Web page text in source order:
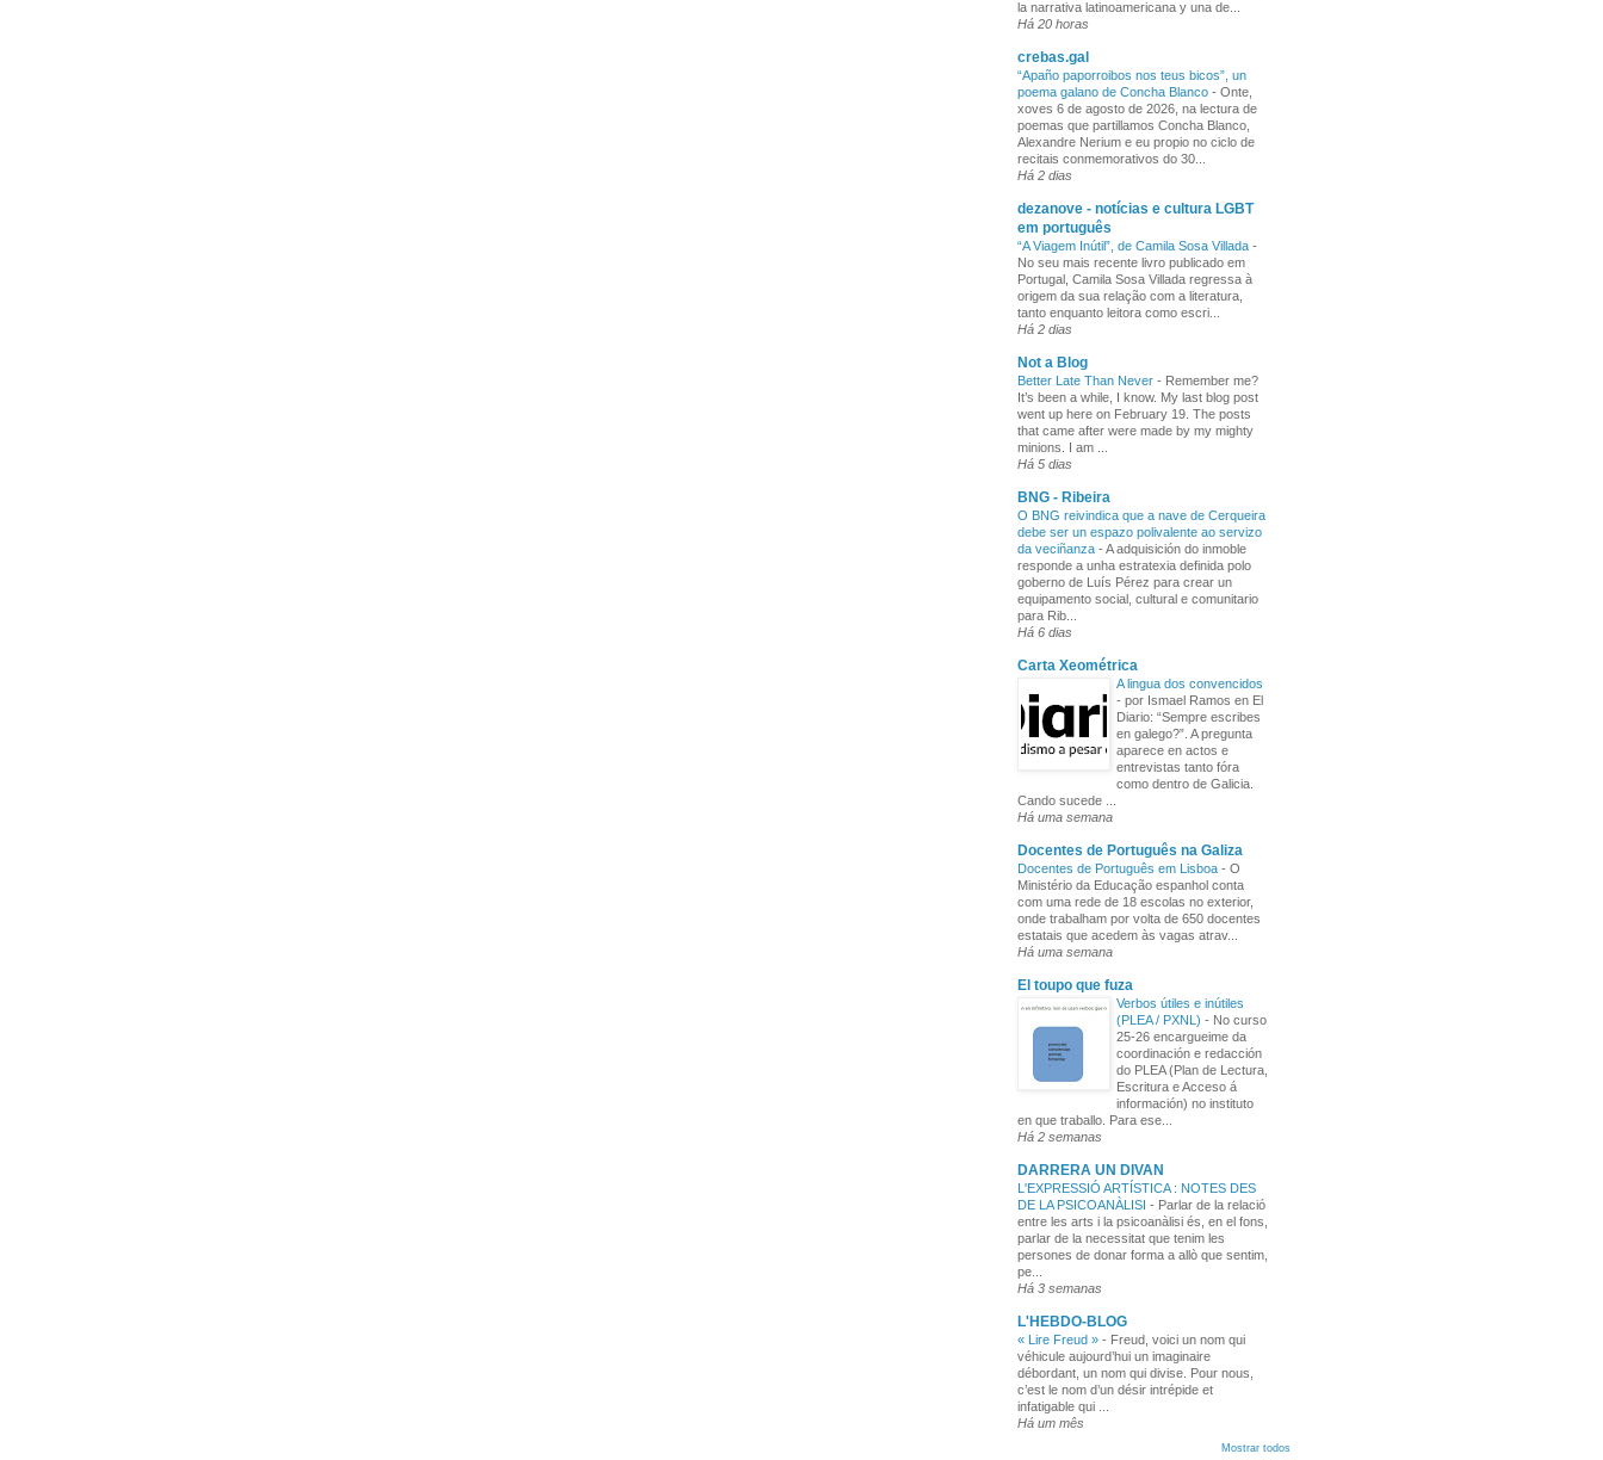
la narrativa latinoamericana y una de...
Há 20 horas
crebas.gal
“Apaño paporroibos nos teus bicos”, un
poema galano de Concha Blanco - Onte,
xoves 6 de agosto de 2026, na lectura de
poemas que partillamos Concha Blanco,
Alexandre Nerium e eu propio no ciclo de
recitais conmemorativos do 30...
Há 2 dias
dezanove - notícias e cultura LGBT
em português
“A Viagem Inútil”, de Camila Sosa Villada -
No seu mais recente livro publicado em
Portugal, Camila Sosa Villada regressa à
origem da sua relação com a literatura,
tanto enquanto leitora como escri...
Há 2 dias
Not a Blog
Better Late Than Never - Remember me?
It’s been a while, I know. My last blog post
went up here on February 19. The posts
that came after were made by my mighty
minions. I am ...
Há 5 dias
BNG - Ribeira
O BNG reivindica que a nave de Cerqueira
debe ser un espazo polivalente ao servizo
da veciñanza - A adquisición do inmoble
responde a unha estratexia definida polo
goberno de Luís Pérez para crear un
equipamento social, cultural e comunitario
para Rib...
Há 6 dias
Carta Xeométrica
A lingua dos convencidos
- por Ismael Ramos en El
Diario: “Sempre escribes
en galego?”. A pregunta
aparece en actos e
entrevistas tanto fóra
como dentro de Galicia.
Cando sucede ...
Há uma semana
Docentes de Português na Galiza
Docentes de Português em Lisboa - O
Ministério da Educação espanhol conta
com uma rede de 18 escolas no exterior,
onde trabalham por volta de 650 docentes
estatais que acedem às vagas atrav...
Há uma semana
El toupo que fuza
Verbos útiles e inútiles
(PLEA / PXNL) - No curso
25-26 encargueime da
coordinación e redacción
do PLEA (Plan de Lectura,
Escritura e Acceso á
información) no instituto
en que traballo. Para ese...
Há 2 semanas
DARRERA UN DIVAN
L'EXPRESSIÓ ARTÍSTICA : NOTES DES
DE LA PSICOANÀLISI - Parlar de la relació
entre les arts i la psicoanàlisi és, en el fons,
parlar de la necessitat que tenim les
persones de donar forma a allò que sentim,
pe...
Há 3 semanas
L'HEBDO-BLOG
« Lire Freud » - Freud, voici un nom qui
véhicule aujourd’hui un imaginaire
débordant, un nom qui divise. Pour nous,
c’est le nom d’un désir intrépide et
infatigable qui ...
Há um mês
Mostrar todos